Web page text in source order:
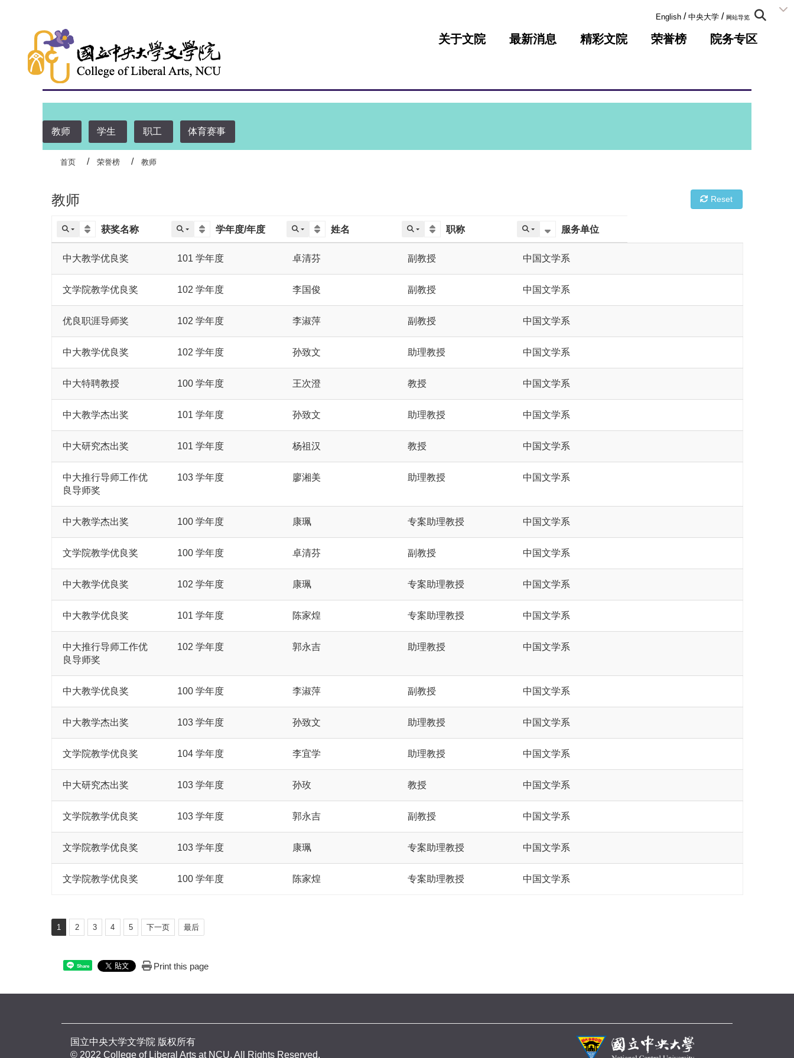
English / 中央大学 / 网站导览
关于文院 最新消息 精彩文院 荣誉榜 院务专区
教师 学生 职工 体育赛事
首页 荣誉榜 教师
教师 Reset
获奖名称 学年度/年度 姓名 职称 服务单位
中大教学优良奖 101 学年度 卓清芬 副教授 中国文学系
文学院教学优良奖 102 学年度 李国俊 副教授 中国文学系
优良职涯导师奖 102 学年度 李淑萍 副教授 中国文学系
中大教学优良奖 102 学年度 孙致文 助理教授 中国文学系
中大特聘教授 100 学年度 王次澄 教授 中国文学系
中大教学杰出奖 101 学年度 孙致文 助理教授 中国文学系
中大研究杰出奖 101 学年度 杨祖汉 教授 中国文学系
中大推行导师工作优
良导师奖
103 学年度 廖湘美 助理教授 中国文学系
中大教学杰出奖 100 学年度 康珮 专案助理教授 中国文学系
文学院教学优良奖 100 学年度 卓清芬 副教授 中国文学系
中大教学优良奖 102 学年度 康珮 专案助理教授 中国文学系
中大教学优良奖 101 学年度 陈家煌 专案助理教授 中国文学系
中大推行导师工作优
良导师奖
102 学年度 郭永吉 助理教授 中国文学系
中大教学优良奖 100 学年度 李淑萍 副教授 中国文学系
中大教学杰出奖 103 学年度 孙致文 助理教授 中国文学系
文学院教学优良奖 104 学年度 李宜学 助理教授 中国文学系
中大研究杰出奖 103 学年度 孙玫 教授 中国文学系
文学院教学优良奖 103 学年度 郭永吉 副教授 中国文学系
文学院教学优良奖 103 学年度 康珮 专案助理教授 中国文学系
文学院教学优良奖 100 学年度 陈家煌 专案助理教授 中国文学系
1 2 3 4 5 下一页 最后
Share Print this page
国立中央大学文学院 版权所有
© 2022 College of Liberal Arts at NCU. All Rights Reserved.